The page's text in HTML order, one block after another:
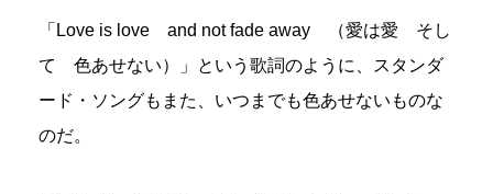
「Love is love and not fade away （愛は愛 そし
て 色あせない）」という歌詞のように、スタンダ
ード・ソングもまた、いつまでも色あせないものな
のだ。